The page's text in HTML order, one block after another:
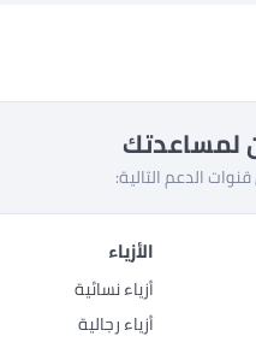
لمساعدتك
الدعم التالية:
الأزياء
أزياء نسائية
أزياء رجالية